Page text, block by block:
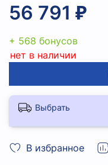
В избранное
56 791 ₽
+ 568 бонусов
нет в наличии
Выбрать